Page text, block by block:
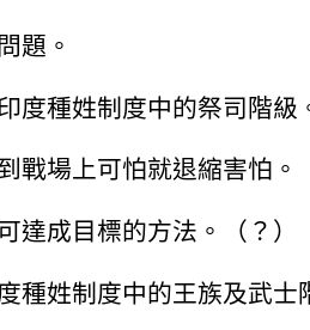
題。
度種姓制度中的祭司階級
戰場上可怕就退縮害怕。
達成目標的方法。（？）
種姓制度中的王族及武